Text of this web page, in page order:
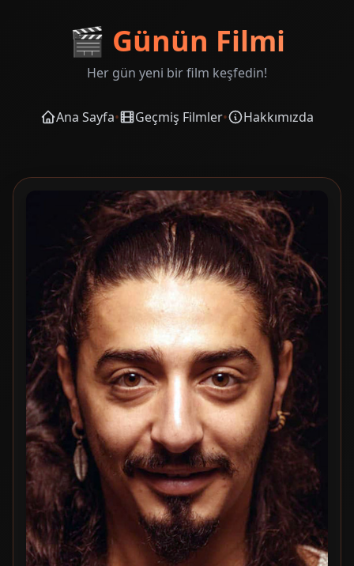
🎬 Günün Filmi
Her gün yeni bir film keşfedin!
Ana Sayfa• Geçmiş Filmler• Hakkımızda